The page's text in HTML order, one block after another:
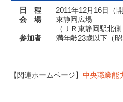
日 程 2011年12月16日（
会 場東静岡広場
（ＪＲ東静岡駅北側 静
参加者 満年齢23歳以下（昭
【関連ホームページ】 中央職業能